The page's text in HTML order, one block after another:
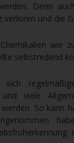
Denn
und die
wie
selbstredend
viele
So kann